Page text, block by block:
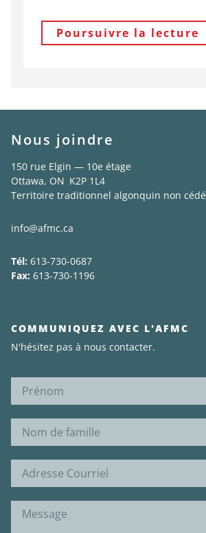
Poursuivre la lecture
Nous joindre
150 rue Elgin — 10e étage
Ottawa, ON K2P 1L4
Territoire traditionnel algonquin non cédé
info@afmc.ca
Tél: 613-730-0687
Fax: 613-730-1196
COMMUNIQUEZ AVEC L'AFMC
N'hésitez pas à nous contacter.